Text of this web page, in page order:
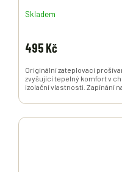
Skladem
495 Kč
Originální zateplovací
zvyšující tepelný komfort v
izolační vlastnosti. Zapínání